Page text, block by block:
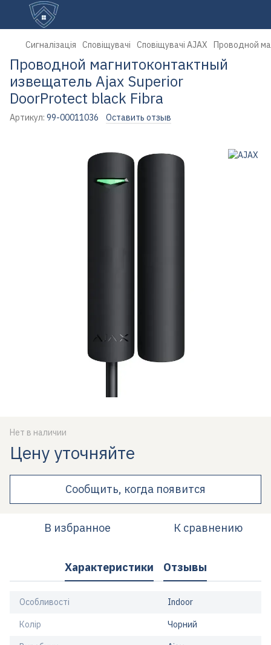
Сигналізація Сповіщувачі Сповіщувачі AJAX Проводной
Проводной магнитоконтактный
извещатель Ajax Superior
DoorProtect black Fibra
Артикул: 99-00011036 Оставить отзыв
Нет в наличии
Цену уточняйте
Сообщить, когда появится
В избранное К сравнению
Характеристики Отзывы
Особливості Indoor
Колір Чорний